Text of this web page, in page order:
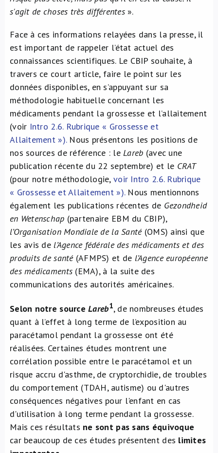
s'agit de choses très différentes».
Face à ces informations relayées dans la presse, il
est important de rappeler l’état actuel des
connaissances scientifiques. Le CBIP souhaite, à
travers ce court article, faire le point sur les
données disponibles, en s’appuyant sur sa
méthodologie habituelle concernant les
médicaments pendant la grossesse et l’allaitement
(voir Intro 2.6. Rubrique « Grossesse et
Allaitement »).Nous présentons les positions de
nos sources de référence : leLareb (avec une
publication récente du 22 septembre) et le CRAT
(pour notre méthodologie,voir Intro 2.6. Rubrique
« Grossesse et Allaitement »).Nous mentionnons
également les publications récentes de Gezondheid
en Wetenschap (partenaire EBM du CBIP),
l’Organisation Mondiale de la Santé(OMS) ainsi que
les avis de l’Agence fédérale des médicaments et des
produits de santé(AFMPS) et de l’Agence européenne
des médicaments (EMA), à la suite des
communications des autorités américaines.
Selon notre sourceLareb1, de nombreuses études
quant à l’effet à long terme de l’exposition au
paracétamol pendant la grossesse ont été
réalisées. Certaines études montrent une
corrélation possible entre le paracétamol et un
risque accru d'asthme, de cryptorchidie, de troubles
du comportement (TDAH, autisme) ou d'autres
conséquences négatives pour l'enfant en cas
d'utilisation à long terme pendant la grossesse.
Mais ces résultats ne sont pas sans équivoque
car beaucoup de ces études présentent des limites